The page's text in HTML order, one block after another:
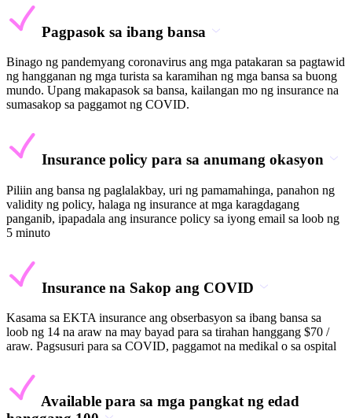
Pagpasok sa ibang bansa
Binago ng pandemyang coronavirus ang mga patakaran sa pagtawid
ng hangganan ng mga turista sa karamihan ng mga bansa sa buong
mundo. Upang makapasok sa bansa, kailangan mo ng insurance na
sumasakop sa paggamot ng COVID.
Insurance policy para sa anumang okasyon
Piliin ang bansa ng paglalakbay, uri ng pamamahinga, panahon ng
validity ng policy, halaga ng insurance at mga karagdagang
panganib, ipapadala ang insurance policy sa iyong email sa loob ng
5 minuto
Insurance na Sakop ang COVID
Kasama sa EKTA insurance ang obserbasyon sa ibang bansa sa
loob ng 14 na araw na may bayad para sa tirahan hanggang $70 /
araw. Pagsusuri para sa COVID, paggamot na medikal o sa ospital
Available para sa mga pangkat ng edad